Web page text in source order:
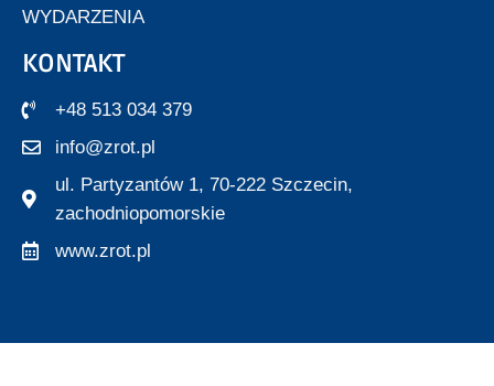
WYDARZENIA
KONTAKT
+48 513 034 379
info@zrot.pl
ul. Partyzantów 1, 70-222 Szczecin,
zachodniopomorskie
www.zrot.pl